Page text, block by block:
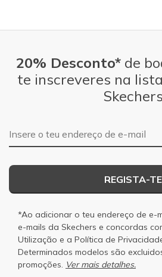
20% Desconto*de
te inscreveres na
Skechers
Endereço de e-mail
REGISTA-TE
*Ao adicionar o teu endereço de e-
e-mails da Skechers e concordas
Utilização e a Política de
Determinados modelos são
promoções. Ver mais detalhes.